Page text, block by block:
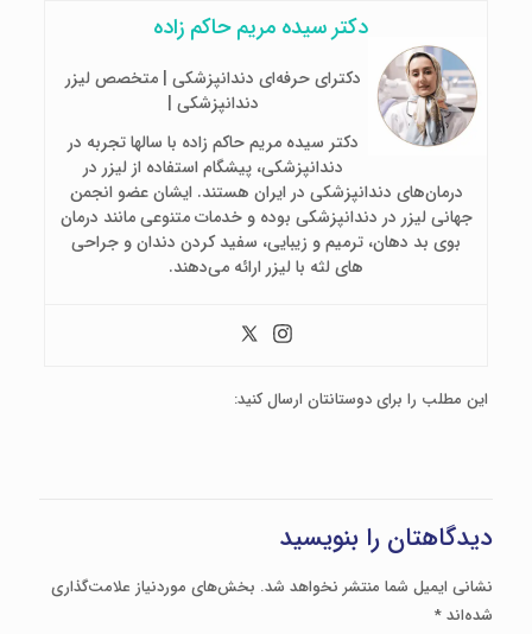
دکتر سیده مریم حاکم زاده
دکترای حرفه‌ای دندانپزشکی | متخصص لیزر
دندانپزشکی |
دکتر سیده مریم حاکم زاده با سالها تجربه در
دندانپزشکی، پیشگام استفاده از لیزر در
درمان‌های دندانپزشکی در ایران هستند. ایشان عضو انجمن
جهانی لیزر در دندانپزشکی بوده و خدمات متنوعی مانند درمان
بوی بد دهان، ترمیم و زیبایی، سفید کردن دندان و جراحی
های لثه با لیزر ارائه می‌دهند.
این مطلب را برای دوستانتان ارسال کنید:
دیدگاهتان را بنویسید
نشانی ایمیل شما منتشر نخواهد شد. بخش‌های موردنیاز علامت‌گذاری
شده‌اند*